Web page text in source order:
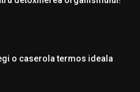
o caserola termos ideala